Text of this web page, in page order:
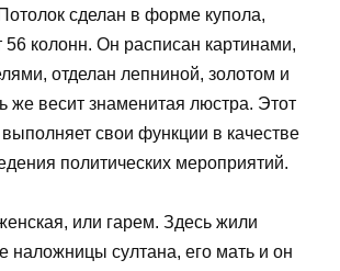
сделан в форме купола,
56 колонн. Он расписан картинами,
отделан лепниной, золотом и
же весит знаменитая люстра. Этот
свои функции в качестве
политических мероприятий.
или гарем. Здесь жили
наложницы султана, его мать и он